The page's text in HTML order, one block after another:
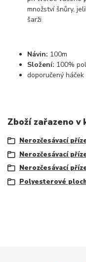
množství šnůry,
šarži
Návin: 100m
Složení: 100%
doporučený háček
Zboží zařazeno v
Nerozčesávací
Nerozčesávací
Nerozčesávací
Polyesterové